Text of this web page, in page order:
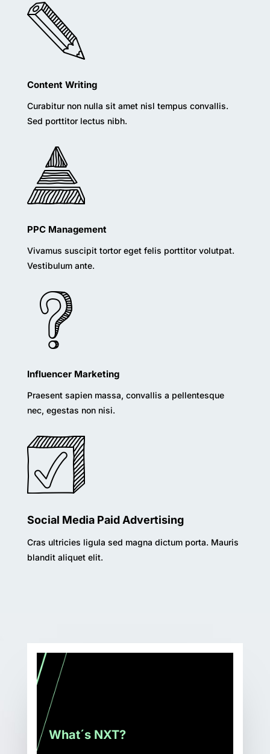
Content Writing
Curabitur non nulla sit amet nisl tempus convallis.
Sed porttitor lectus nibh.
PPC Management
Vivamus suscipit tortor eget felis porttitor volutpat.
Vestibulum ante.
Influencer Marketing
Praesent sapien massa, convallis a pellentesque
nec, egestas non nisi.
Social Media Paid Advertising
Cras ultricies ligula sed magna dictum porta. Mauris
blandit aliquet elit.
What´s NXT?